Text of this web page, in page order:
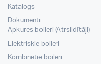
Katalogs
Dokumenti
Apkures boileri (Ātrsildītāji)
Elektriskie boileri
Kombinētie boileri